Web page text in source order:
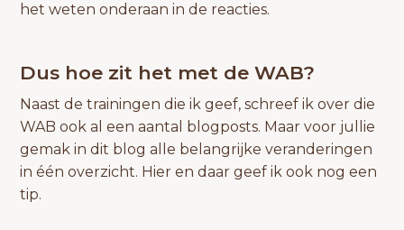
het weten onderaan in de reacties.
Dus hoe zit het met de WAB?
Naast de trainingen die ik geef, schreef ik over die
WAB ook al een aantal blogposts. Maar voor jullie
gemak in dit blog alle belangrijke veranderingen
in één overzicht. Hier en daar geef ik ook nog een
tip.